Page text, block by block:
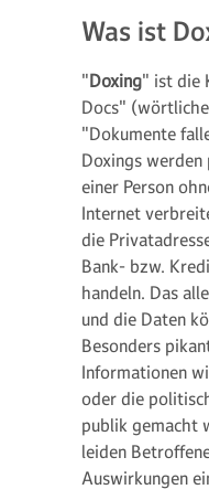
Was ist
"Doxing" ist die
Docs"
"Dokumente
Doxings
einer Person
Internet
die
Bank- bzw.
handeln. Das
und die Daten
Besonders
Informationen
oder die
publik gemacht
leiden
Auswirkungen